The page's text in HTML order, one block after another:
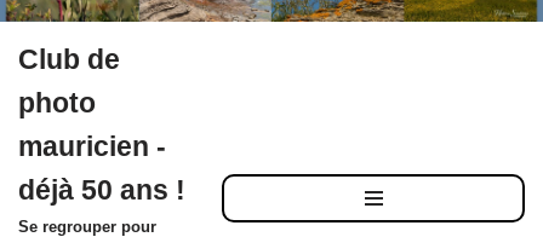
au
contenu
Club de
photo
mauricien -
déjà 50 ans !
Se regrouper pour